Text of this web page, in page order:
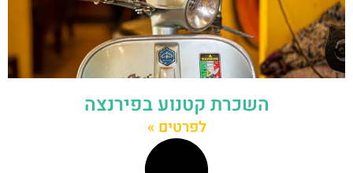
השכרת קטנוע בפירנצה
לפרטים »